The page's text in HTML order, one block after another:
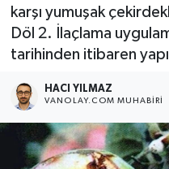
karşı yumuşak
Döl 2. İlaçlama
tarihinden itibaren
HACI YILMAZ
VANOLAY.COM MUHABIRI
Dünya
RESMİ İLANLAR
Haber Arşivi